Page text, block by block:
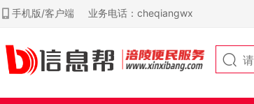
手机版/客户端 业务电话：cheqiangwx